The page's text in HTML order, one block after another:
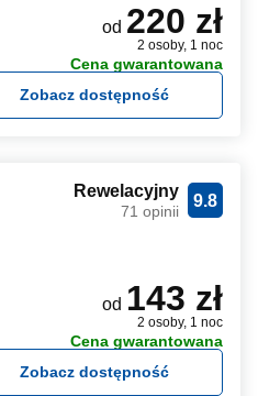
od 220 zł
2 osoby, 1 noc
Cena gwarantowana
Zobacz dostępność
9.8
Rewelacyjny
71 opinii
od 143 zł
2 osoby, 1 noc
Cena gwarantowana
Zobacz dostępność